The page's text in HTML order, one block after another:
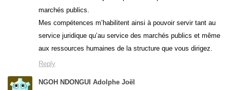
marchés publics.
Mes compétences m’habilitent ainsi à pouvoir servir tant au
service juridique qu’au service des marchés publics et même
aux ressources humaines de la structure que vous dirigez.
Reply
NGOH NDONGUI Adolphe Joël